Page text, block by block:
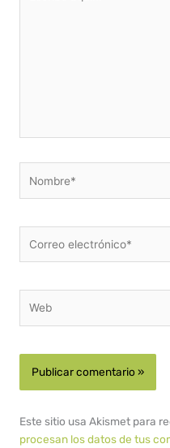
aquí...
electrónico*
Este sitio usa Akismet para
procesan los datos de tus